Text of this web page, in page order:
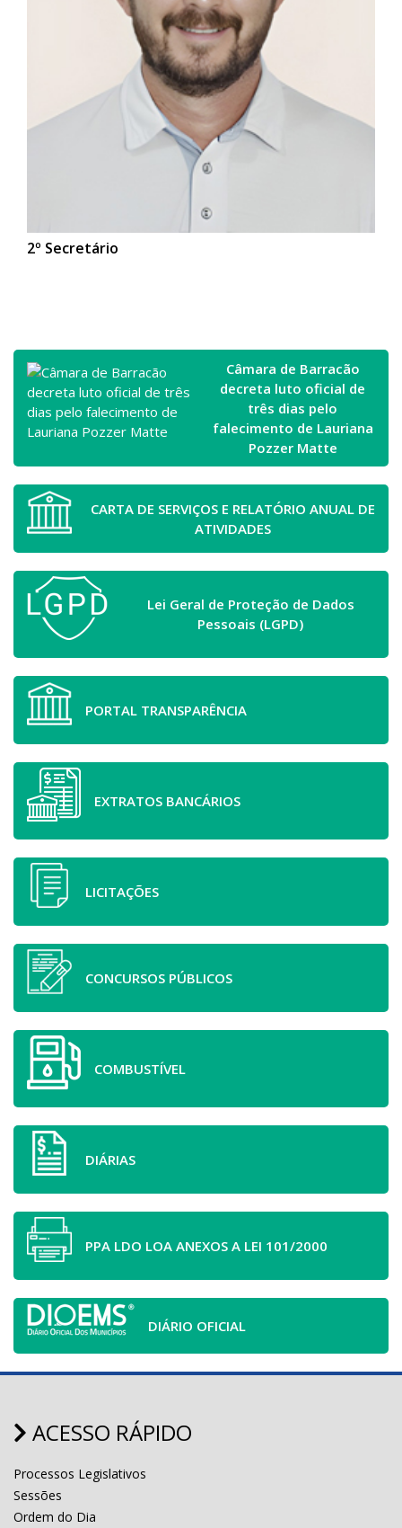
2º Secretário
Câmara de Barracão
decreta luto oficial de
três dias pelo
falecimento de Lauriana
Pozzer Matte
CARTA DE SERVIÇOS E RELATÓRIO ANUAL DE
ATIVIDADES
Lei Geral de Proteção de Dados
Pessoais (LGPD)
PORTAL TRANSPARÊNCIA
EXTRATOS BANCÁRIOS
LICITAÇÕES
CONCURSOS PÚBLICOS
COMBUSTÍVEL
DIÁRIAS
PPA LDO LOA ANEXOS A LEI 101/2000
DIÁRIO OFICIAL
ACESSO RÁPIDO
Processos Legislativos
Sessões
Ordem do Dia